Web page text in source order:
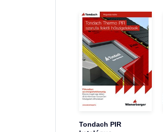
Tondach PIR